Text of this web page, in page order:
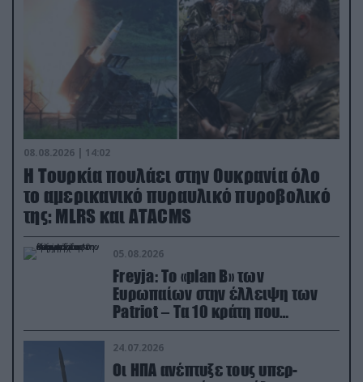
08.08.2026 | 14:02
Η Τουρκία πουλάει στην Ουκρανία όλο
το αμερικανικό πυραυλικό πυροβολικό
της: MLRS και ΑΤΑCMS
05.08.2026
Freyja: Το «plan Β» των
Ευρωπαίων στην έλλειψη των
Patriot – Τα 10 κράτη που
συμμετέχουν στο δίκτυο
συνεργασίας
24.07.2026
Οι ΗΠΑ ανέπτυξε τους υπερ-